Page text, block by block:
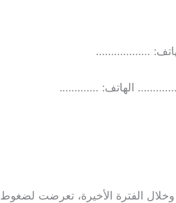
………………
الهاتف: ………….
الفترة الأخيرة، تعرضت لضغوط